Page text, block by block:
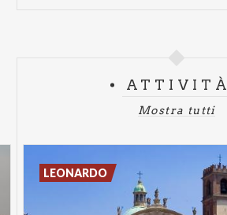
ATTIVITÀ
Mostra tutti
LEONARDO